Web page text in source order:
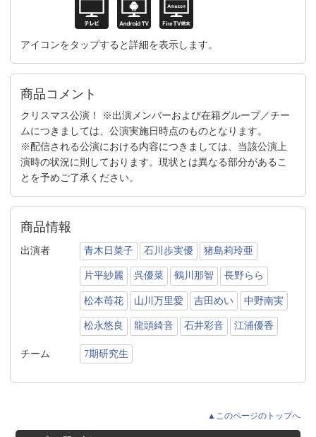
アイコンをタップすると詳細を表示します。
商品コメント
クリスマス公演！ ※出演メンバーおよび在籍グループ／チー
ムにつきましては、公演実施日時点のものとなります。
※配信される公演における内容につきましては、当該公演上
演時の状況に則しております。現状とは異なる部分があるこ
とを予めご了承ください。
商品情報
出演者 青木日菜子 石川歩実優 猪島莉玲亜
片平紗麗 呉優菜 鶴川那智 長野らら
松本苺花 山川万里愛 吉田めい 中野南実
松永悠良 龍頭綺音 石井彩音 江浦優香
チーム 7期研究生
▲このページのトップへ